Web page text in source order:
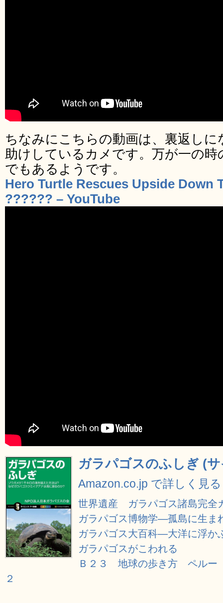
ちなみにこちらの動画は、裏返し
助けしているカメです。万が一の
でもあるようです。
Hero Turtle Rescues Upside Down
?????? – YouTube
ガラパゴスのふしぎ (
Amazon.co.jp で詳しく見る
世界遺産 ガラパゴス諸島完全
ガラパゴス博物学―孤島に生ま
ガラパゴス大百科―大洋に浮か
ガラパゴスがこわれる
Ｂ２３ 地球の歩き方 ペル
２